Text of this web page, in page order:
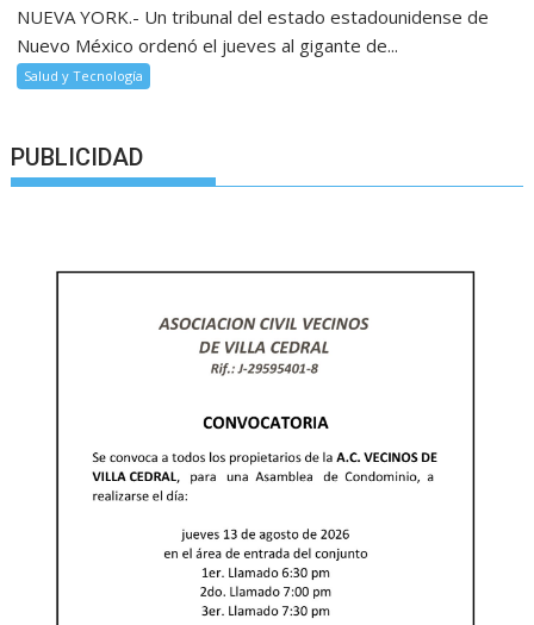
NUEVA YORK.- Un tribunal del estado estadounidense de
Nuevo México ordenó el jueves al gigante de...
Salud y Tecnología
PUBLICIDAD